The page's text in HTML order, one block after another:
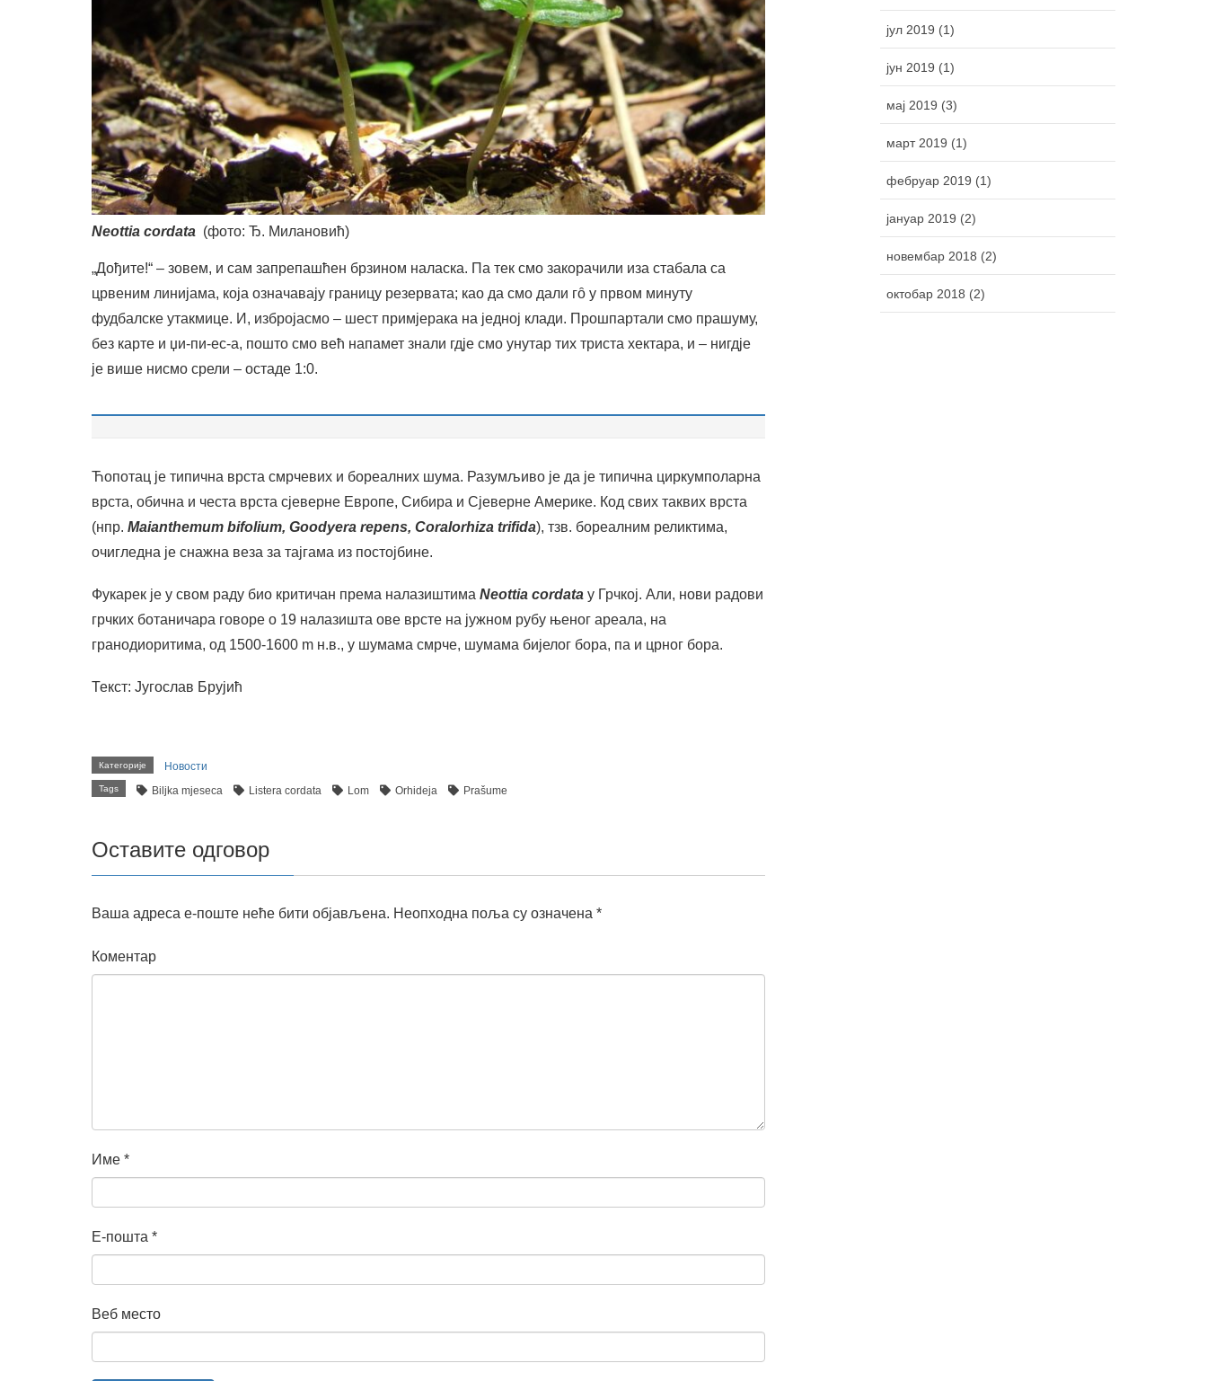
Neottia cordata (фото: Ђ. Милановић)
„Дођите!“ – зовем, и сам запрепашћен брзином наласка. Па тек смо закорачили иза стабала са
црвеним линијама, која означавају границу резервата; као да смо дали гȏ у првом минуту
фудбалске утакмице. И, избројасмо – шест примјерака на једној клади. Прошпартали смо прашуму,
без карте и џи-пи-ес-а, пошто смо већ напамет знали гдје смо унутар тих триста хектара, и – нигдје
је више нисмо срели – остаде 1:0.
Ћопотац је типична врста смрчевих и бореалних шума. Разумљиво је да је типична циркумполарна
врста, обична и честа врста сјеверне Европе, Сибира и Сјеверне Америке. Код свих таквих врста
(нпр. Maianthemum bifolium, Goodyera repens, Coralorhiza trifida), тзв. бореалним реликтима,
очигледна је снажна веза за тајгама из постојбине.
Фукарек је у свом раду био критичан према налазиштима Neottia cordata у Грчкој. Али, нови радови
грчких ботаничара говоре о 19 налазишта ове врсте на јужном рубу њеног ареала, на
гранодиоритима, од 1500-1600 m н.в., у шумама смрче, шумама бијелог бора, па и црног бора.
Текст: Југослав Брујић
Категорије Новости
Tags Biljka mjeseca Listera cordata Lom Orhideja Prašume
Оставите одговор
Ваша адреса е-поште неће бити објављена. Неопходна поља су означена *
Коментар
Име *
Е-пошта *
Веб место
јул 2019 (1)
јун 2019 (1)
мај 2019 (3)
март 2019 (1)
фебруар 2019 (1)
јануар 2019 (2)
новембар 2018 (2)
октобар 2018 (2)